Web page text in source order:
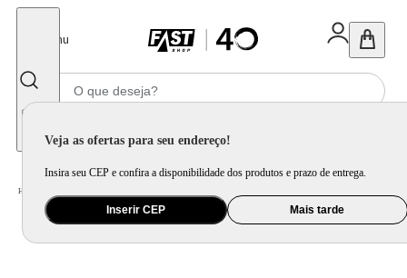
Menu
Veja as ofertas para seu endereço!
Insira seu CEP e confira a disponibilidade dos produtos e prazo de entrega.
Inserir CEP Mais tarde
Home